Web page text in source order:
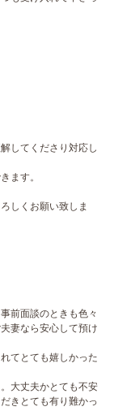
してくださり対応し
ます。
しくお願い致しま
前面談のときも色々
妻なら安心して預け
てとても嬉しかった
大丈夫かとても不安
きとても有り難かっ